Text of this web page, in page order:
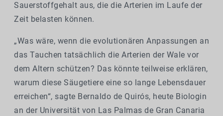
Sauerstoffgehalt aus, die die Arterien im Laufe der
Zeit belasten können.
„Was wäre, wenn die evolutionären Anpassungen an
das Tauchen tatsächlich die Arterien der Wale vor
dem Altern schützen? Das könnte teilweise erklären,
warum diese Säugetiere eine so lange Lebensdauer
erreichen“, sagte Bernaldo de Quirós, heute Biologin
an der Universität von Las Palmas de Gran Canaria